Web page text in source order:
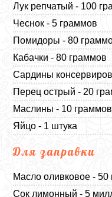
Лук репчатый - 100
Чеснок - 5 граммов
Помидоры - 80
Кабачки - 80 граммов
Сардины
Перец острый - 20
Маслины - 10 граммов
Яйцо - 1 штука
Для заправки
Масло оливковое - 50
Сок лимонный - 5